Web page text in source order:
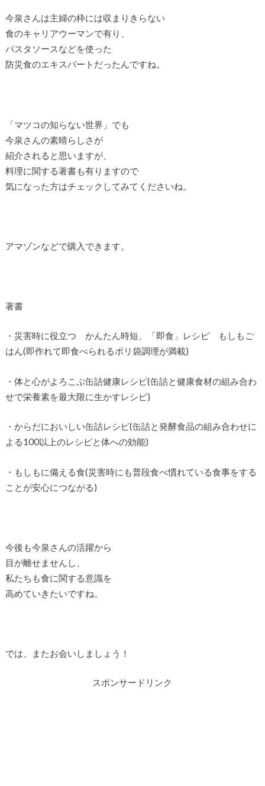
今泉さんは主婦の枠には収まりきらない
食のキャリアウーマンで有り、
パスタソースなどを使った
防災食のエキスパートだったんですね。
「マツコの知らない世界」でも
今泉さんの素晴らしさが
紹介されると思いますが、
料理に関する著書も有りますので
気になった方はチェックしてみてくださいね。
アマゾンなどで購入できます。
著書
・災害時に役立つ かんたん時短、「即食」レシピ もしもご
はん(即作れて即食べられるポリ袋調理が満載)
・体と心がよろこぶ缶詰健康レシピ(缶詰と健康食材の組み合わ
せで栄養素を最大限に生かすレシピ)
・からだにおいしい缶詰レシピ(缶詰と発酵食品の組み合わせに
よる100以上のレシピと体への効能)
・もしもに備える食(災害時にも普段食べ慣れている食事をする
ことが安心につながる)
今後も今泉さんの活躍から
目が離せませんし、
私たちも食に関する意識を
高めていきたいですね。
では、またお会いしましょう！
スポンサードリンク